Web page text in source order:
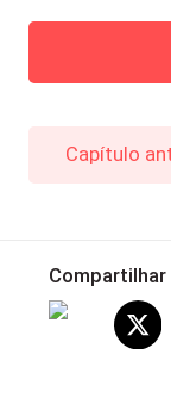
Capítulo